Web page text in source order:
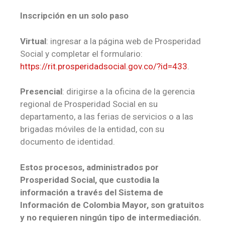
Inscripción en un solo paso
Virtual: ingresar a la página web de Prosperidad
Social y completar el formulario:
https://rit.prosperidadsocial.gov.co/?id=433
Presencial: dirigirse a la oficina de la gerencia
regional de Prosperidad Social en su
departamento, a las ferias de servicios o a las
brigadas móviles de la entidad, con su
documento de identidad.
Estos procesos, administrados por
Prosperidad Social, que custodia la
información a través del Sistema de
Información de Colombia Mayor, son gratuitos
y no requieren ningún tipo de intermediación.